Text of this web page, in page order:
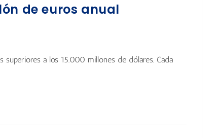
de euros anual
a los 15.000 millones de dólares. Cada